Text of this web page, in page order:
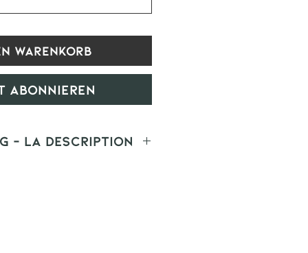
Warenkorb
abonnieren
- la description